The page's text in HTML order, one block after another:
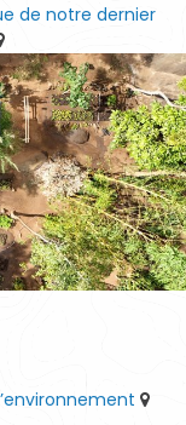
de notre dernier